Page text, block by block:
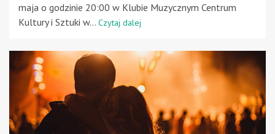
maja o godzinie 20:00 w Klubie Muzycznym Centrum
Kultury i Sztuki w... Czytaj dalej